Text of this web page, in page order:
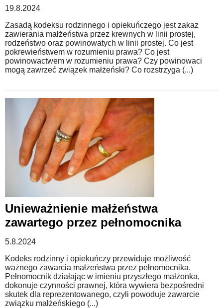
19.8.2024
Zasadą kodeksu rodzinnego i opiekuńczego jest zakaz
zawierania małżeństwa przez krewnych w linii prostej,
rodzeństwo oraz powinowatych w linii prostej. Co jest
pokrewieństwem w rozumieniu prawa? Co jest
powinowactwem w rozumieniu prawa? Czy powinowaci
mogą zawrzeć związek małżeński? Co rozstrzyga (...)
Unieważnienie małżeństwa
zawartego przez pełnomocnika
5.8.2024
Kodeks rodzinny i opiekuńczy przewiduje możliwość
ważnego zawarcia małżeństwa przez pełnomocnika.
Pełnomocnik działając w imieniu przyszłego małżonka,
dokonuje czynności prawnej, która wywiera bezpośredni
skutek dla reprezentowanego, czyli powoduje zawarcie
związku małżeńskiego (...)